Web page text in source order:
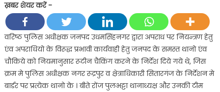
दौरान
पुलभट्टा
क्षेत्र
में
63
लाख
70
ख़बर शेयर करें -
वरिष्ठ पुलिस अधीक्षक जनपद उधमसिंहनगर द्वारा अपराध पर नियन्त्रण हेतु
एंव अपराधियो के विरूद्ध प्रभावी कार्यवाही हेतु जनपद के समस्त थानो एंव
चौकिये को नियमानुसार रूटीन चैकिंग करने के निर्देश दिये गये थे, जिस
क्रम मे पुलिस अधीक्षक नगर रूद्रपुर व क्षेत्राधिकारी सितारगंज के निर्देशन मे
बार्डर पर प्रत्येक थानो के । बीते रोंज पुलभट्टा थानाध्यक्ष और उनकी टीम